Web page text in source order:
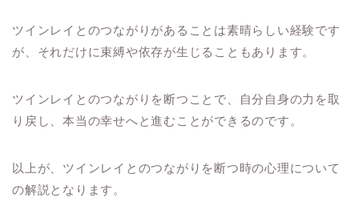
ツインレイとのつながりがあることは素晴らしい経験です
が、それだけに束縛や依存が生じることもあります。
ツインレイとのつながりを断つことで、自分自身の力を取
り戻し、本当の幸せへと進むことができるのです。
以上が、ツインレイとのつながりを断つ時の心理について
の解説となります。